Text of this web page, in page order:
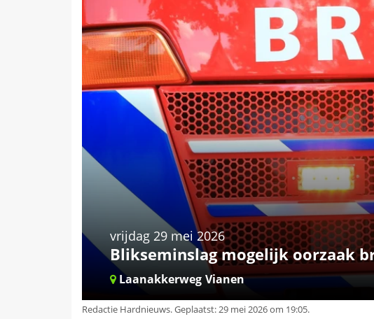
vrijdag 29 mei 2026
Blikseminslag mogelijk oorzaak
Laanakkerweg Vianen
Redactie Hardnieuws.Geplaatst: 29 mei 2026 om 19:05.